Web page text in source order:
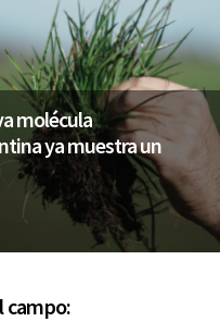
molécula
ya muestra un
campo: